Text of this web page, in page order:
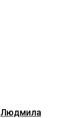
Людмила